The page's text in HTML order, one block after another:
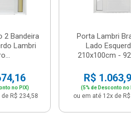
2 Bandeira
Lambri
no PIX)
R$ 234,58
Porta Lambri
Lado
210x100cm -
R$
(5% de Desconto no
ou em até 12x de